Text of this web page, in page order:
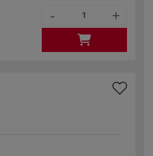
- +